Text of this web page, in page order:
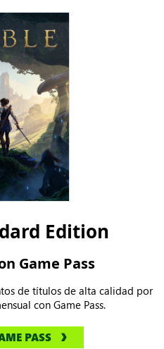
Edition
Game Pass
de títulos de alta calidad por
con Game Pass.
PASS